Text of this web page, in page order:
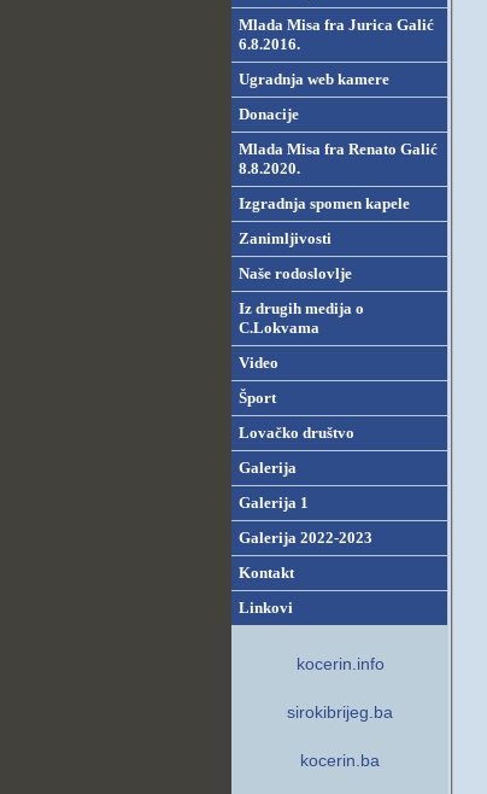
Mlada Misa fra Jurica Galić
6.8.2016.
Ugradnja web kamere
Donacije
Mlada Misa fra Renato Galić
8.8.2020.
Izgradnja spomen kapele
Zanimljivosti
Naše rodoslovlje
Iz drugih medija o
C.Lokvama
Video
Šport
Lovačko društvo
Galerija
Galerija 1
Galerija 2022-2023
Kontakt
Linkovi
kocerin.info
sirokibrijeg.ba
kocerin.ba